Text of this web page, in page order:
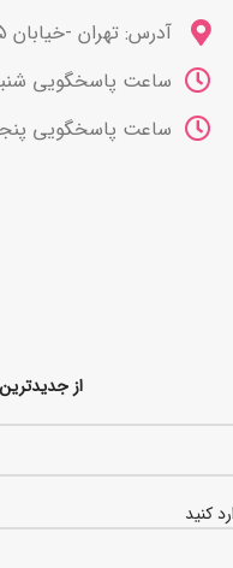
آدرس: تهران -خیابان 15 خرداد
ساعت پاسخگویی شنبه تا
ساعت پاسخگویی پنجشنبه ها 10
از
کنید